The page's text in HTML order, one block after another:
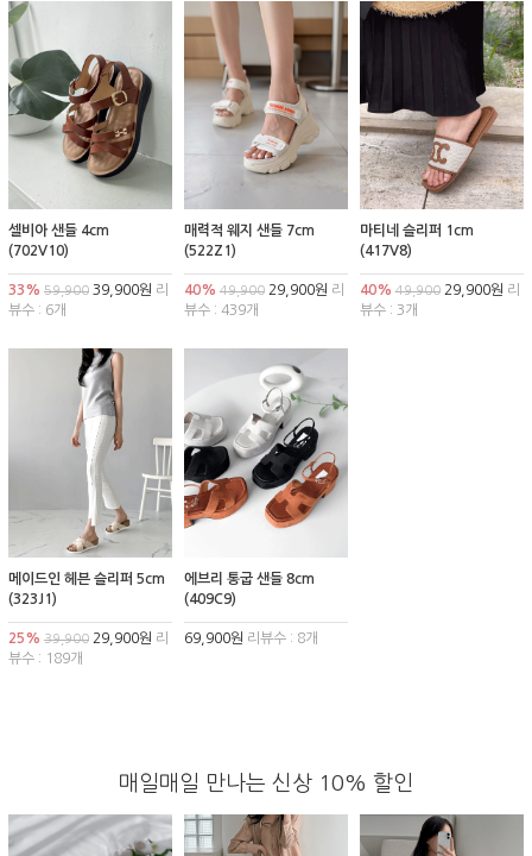
셀비아 샌들 4cm
(702V10)
33% 59,900 39,900원 리
뷰수 : 6개
매력적 웨지 샌들 7cm
(522Z1)
40% 49,90029,900원 리
뷰수 : 439개
마티네 슬리퍼 1cm
(417V8)
40% 49,90029,900원 리
뷰수 : 3개
메이드인 헤븐 슬리퍼 5cm
(323J1)
25% 39,900 29,900원 리
뷰수 : 189개
에브리 통굽 샌들 8cm
(409C9)
69,900원 리뷰수 : 8개
매일매일 만나는 신상 10% 할인